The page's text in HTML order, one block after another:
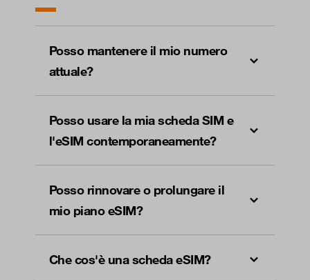
Posso mantenere il mio numero
attuale?
Posso usare la mia scheda SIM e
l'eSIM contemporaneamente?
Posso rinnovare o prolungare il
mio piano eSIM?
Che cos'è una scheda eSIM?